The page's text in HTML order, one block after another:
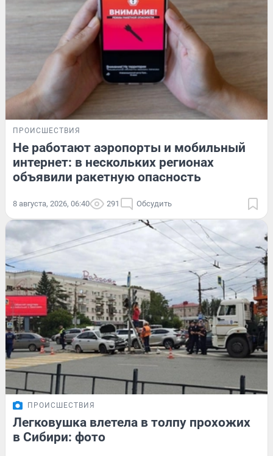
ПРОИСШЕСТВИЯ
Не работают аэропорты и мобильный
интернет: в нескольких регионах
объявили ракетную опасность
8 августа, 2026, 06:40 291 Обсудить
ПРОИСШЕСТВИЯ
Легковушка влетела в толпу прохожих
в Сибири: фото